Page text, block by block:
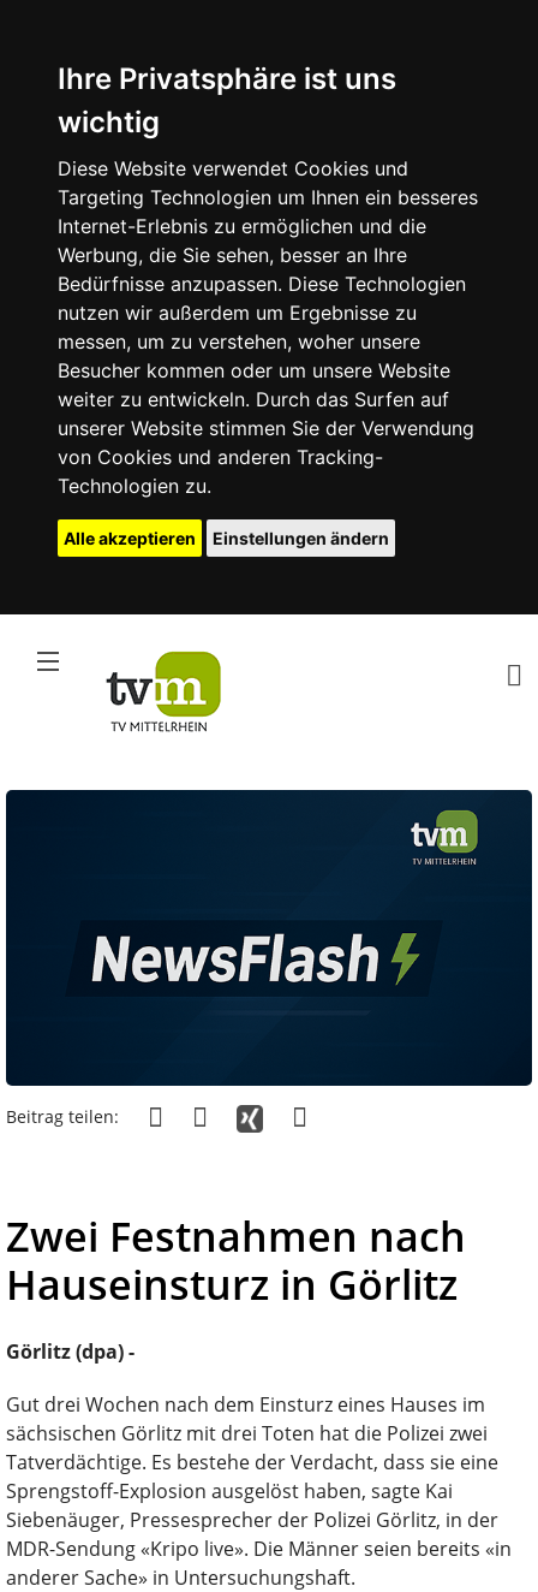
Ihre Privatsphäre ist uns
wichtig
Diese Website verwendet Cookies und
Targeting Technologien um Ihnen ein besseres
Internet-Erlebnis zu ermöglichen und die
Werbung, die Sie sehen, besser an Ihre
Bedürfnisse anzupassen. Diese Technologien
nutzen wir außerdem um Ergebnisse zu
messen, um zu verstehen, woher unsere
Besucher kommen oder um unsere Website
weiter zu entwickeln. Durch das Surfen auf
unserer Website stimmen Sie der Verwendung
von Cookies und anderen Tracking-
Technologien zu.
Alle akzeptieren Einstellungen ändern
Beitrag teilen:
Zwei Festnahmen nach
Hauseinsturz in Görlitz
Görlitz (dpa) -
Gut drei Wochen nach dem Einsturz eines Hauses im
sächsischen Görlitz mit drei Toten hat die Polizei zwei
Tatverdächtige. Es bestehe der Verdacht, dass sie eine
Sprengstoff-Explosion ausgelöst haben, sagte Kai
Siebenäuger, Pressesprecher der Polizei Görlitz, in der
MDR-Sendung «Kripo live». Die Männer seien bereits «in
anderer Sache» in Untersuchungshaft.